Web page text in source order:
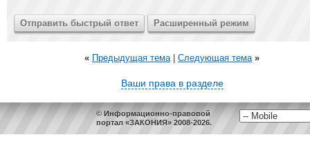
« Предыдущая тема| Следующая тема »
Ваши права в разделе
© Информационно-правовой
портал «ЗАКОНИЯ» 2008-2026.